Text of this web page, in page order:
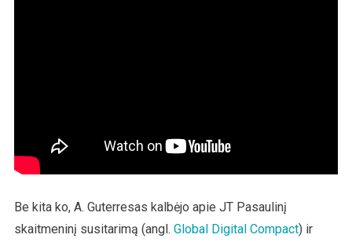
Be kita ko, A. Guterresas kalbėjo apie JT Pasaulinį
skaitmeninį susitarimą (angl. Global Digital Compact) ir